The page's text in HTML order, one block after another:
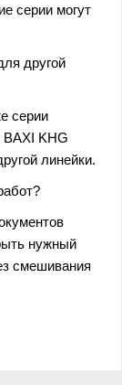
серии могут
другой
серии
KHG
линейки.
нужный
смешивания